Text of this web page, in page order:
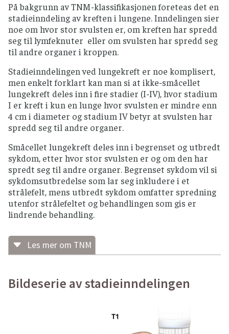
På bakgrunn av TNM-klassifikasjonen foreteas det en
stadieinndeling av kreften i lungene. Inndelingen sier
noe om hvor stor svulsten er, om kreften har spredd
seg til lymfeknuter eller om svulsten har spredd seg
til andre organer i kroppen.
Stadieinndelingen ved lungekreft er noe komplisert,
men enkelt forklart kan man si at ikke-småcellet
lungekreft deles inn i fire stadier (I-IV), hvor stadium
I er kreft i kun en lunge hvor svulsten er mindre enn
4 cm i diameter og stadium IV betyr at svulsten har
spredd seg til andre organer.
Småcellet lungekreft deles inn i begrenset og utbredt
sykdom, etter hvor stor svulsten er og om den har
spredt seg til andre organer. Begrenset sykdom vil si
sykdomsutbredelse som lar seg inkludere i et
strålefelt, mens utbredt sykdom omfatter spredning
utenfor strålefeltet og behandlingen som gis er
lindrende behandling.
Les mer om TNM
Primærsvulst (T)
bronkialutstryk, men ikke synlig
ellerbronkoskopi
Bildeserie av stadieinndelingen